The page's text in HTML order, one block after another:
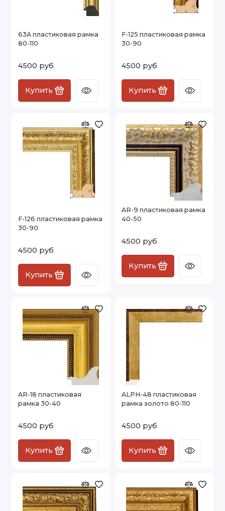
63A пластиковая рамка
80-110
4500 руб
Купить
F-125 пластиковая рамка
30-90
4500 руб
Купить
F-126 пластиковая рамка
30-90
4500 руб
Купить
AR-9 пластиковая рамка
40-50
4500 руб
Купить
AR-18 пластиковая
рамка 30-40
4500 руб
Купить
ALPH-48 пластиковая
рамка золото 80-110
4500 руб
Купить